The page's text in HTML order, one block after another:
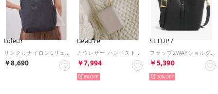
toleur
リンクルナイロンCリュック 11994 （ブラック）
￥8,690
Beau're
カウレザー ハンドストラップ付きバイカラーラウンドミニウォレット 牛革 本革 B-24096 （ライトピンク）
￥7,994
8%
SETUP7
フラップ2WAYショルダーバッグ SCCH （ブラック）
￥5,390
30%